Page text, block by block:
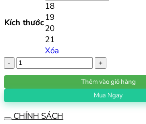
Kích thước
18
19
20
21
Xóa
Đôi
găng
nữ
TYGJ
Thêm vào giỏ hàng
Mua Ngay
CHÍNH SÁCH